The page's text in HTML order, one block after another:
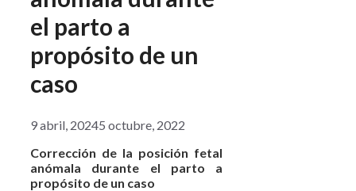
el parto a
propósito de un
caso
9 abril, 20245 octubre, 2022
Corrección de la posición fetal
anómala durante el parto a
propósito de un caso